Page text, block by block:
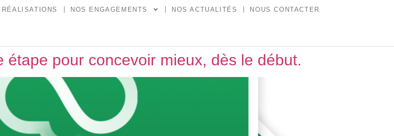
RÉALISATIONS NOS ENGAGEMENTS NOS ACTUALITÉS NOUS CONTACTER
étape pour concevoir mieux, dès le début.